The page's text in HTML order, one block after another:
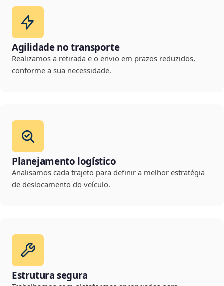
Agilidade no transporte
Realizamos a retirada e o envio em prazos reduzidos,
conforme a sua necessidade.
Planejamento logístico
Analisamos cada trajeto para definir a melhor estratégia
de deslocamento do veículo.
Estrutura segura